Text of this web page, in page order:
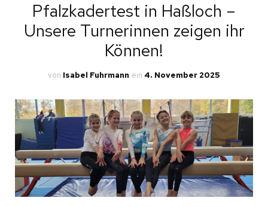
Pfalzkadertest in Haßloch –
Unsere Turnerinnen zeigen ihr
Können!
von Isabel Fuhrmann ein 4. November 2025